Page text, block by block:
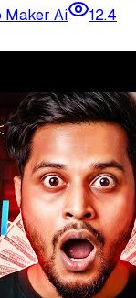
Maker Ai
12.4